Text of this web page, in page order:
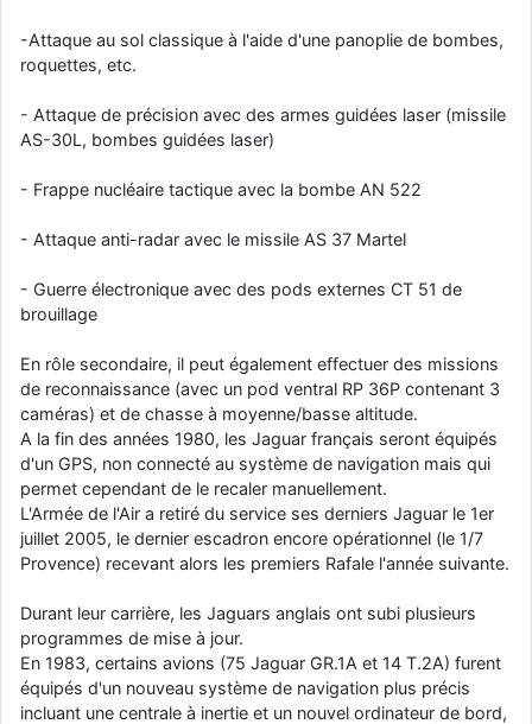
-Attaque au sol classique à l'aide d'une panoplie de bombes,
roquettes, etc.
- Attaque de précision avec des armes guidées laser (missile
AS-30L, bombes guidées laser)
- Frappe nucléaire tactique avec la bombe AN 522
- Attaque anti-radar avec le missile AS 37 Martel
- Guerre électronique avec des pods externes CT 51 de
brouillage
En rôle secondaire, il peut également effectuer des missions
de reconnaissance (avec un pod ventral RP 36P contenant 3
caméras) et de chasse à moyenne/basse altitude.
A la fin des années 1980, les Jaguar français seront équipés
d'un GPS, non connecté au système de navigation mais qui
permet cependant de le recaler manuellement.
L'Armée de l'Air a retiré du service ses derniers Jaguar le 1er
juillet 2005, le dernier escadron encore opérationnel (le 1/7
Provence) recevant alors les premiers Rafale l'année suivante.
Durant leur carrière, les Jaguars anglais ont subi plusieurs
programmes de mise à jour.
En 1983, certains avions (75 Jaguar GR.1A et 14 T.2A) furent
équipés d'un nouveau système de navigation plus précis
incluant une centrale à inertie et un nouvel ordinateur de bord,